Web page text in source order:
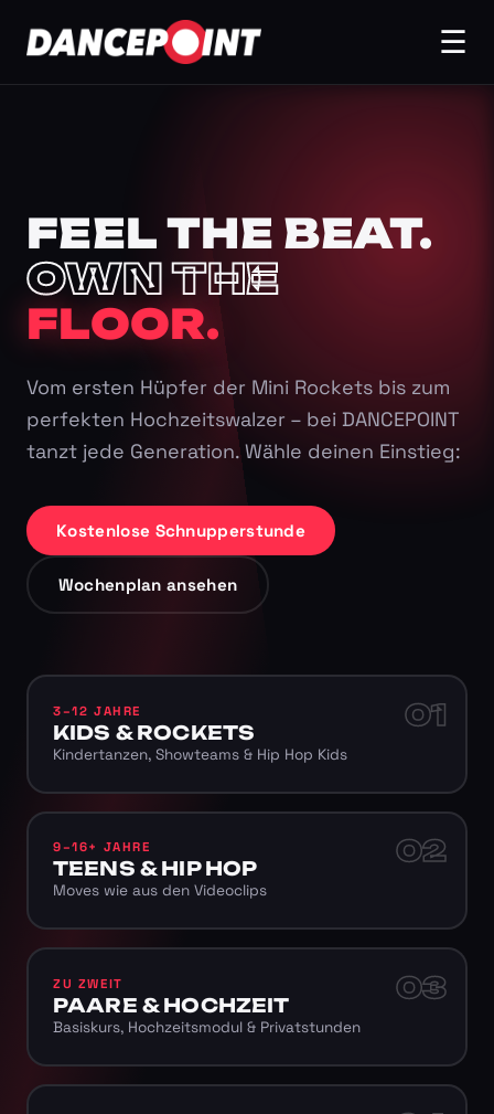
☰
FEEL THE BEAT.
OWN THE
FLOOR.
Vom ersten Hüpfer der Mini Rockets bis zum
perfekten Hochzeitswalzer – bei DANCEPOINT
tanzt jede Generation. Wähle deinen Einstieg:
Kostenlose Schnupperstunde
Wochenplan ansehen
01
3–12 JAHRE
KIDS & ROCKETS
Kindertanzen, Showteams & Hip Hop Kids
02
9–16+ JAHRE
TEENS & HIP HOP
Moves wie aus den Videoclips
03
ZU ZWEIT
PAARE & HOCHZEIT
Basiskurs, Hochzeitsmodul & Privatstunden